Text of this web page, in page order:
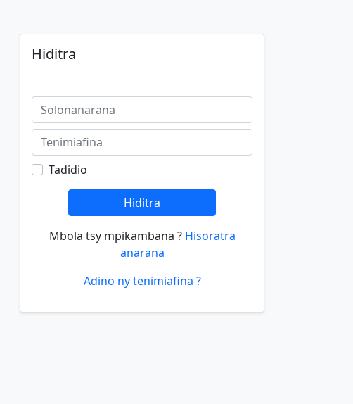
Hiditra
Tadidio
Hiditra
Mbola tsy mpikambana ? Hisoratra
anarana
Adino ny tenimiafina ?